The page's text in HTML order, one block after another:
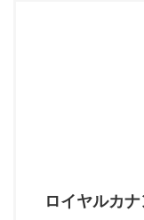
ロイヤルカ